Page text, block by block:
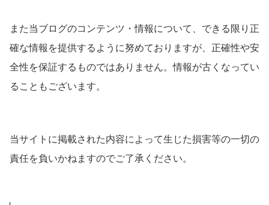
また当ブログのコンテンツ・情報について、できる限り正
確な情報を提供するように努めておりますが、正確性や安
全性を保証するものではありません。情報が古くなってい
ることもございます。
当サイトに掲載された内容によって生じた損害等の一切の
責任を負いかねますのでご了承ください。